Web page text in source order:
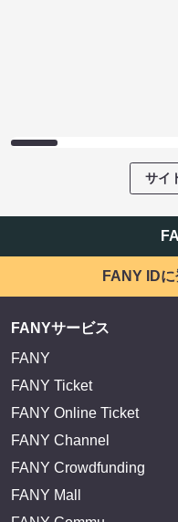
サイ
FANY ID
FANYサービス
FANY
FANY Ticket
FANY Online Ticket
FANY Channel
FANY Crowdfunding
FANY Mall